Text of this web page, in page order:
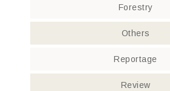
Forestry
Others
Reportage
Review